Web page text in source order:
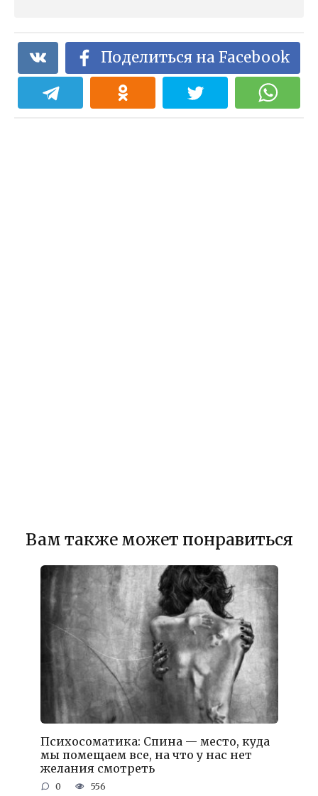
Поделиться на Facebook
Вам также может понравиться
Психосоматика: Спина — место, куда
мы помещаем все, на что у нас нет
желания смотреть
0 556